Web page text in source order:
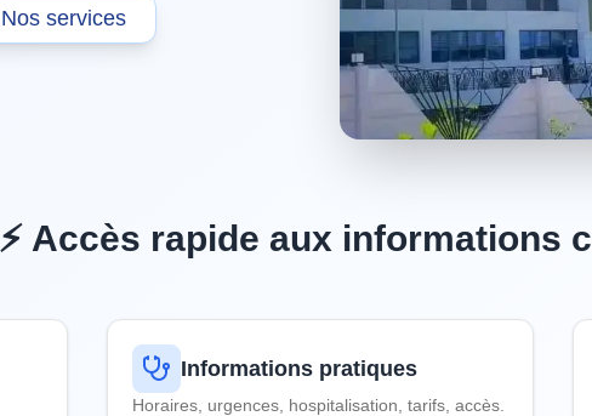
Nos services
⚡ Accès rapide aux informations
Informations pratiques
Horaires, urgences, hospitalisation, tarifs, accès.